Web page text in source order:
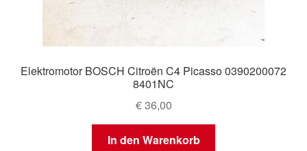
Elektromotor BOSCH Citroën C4 Picasso 0390200072
8401NC
€36,00
In den Warenkorb